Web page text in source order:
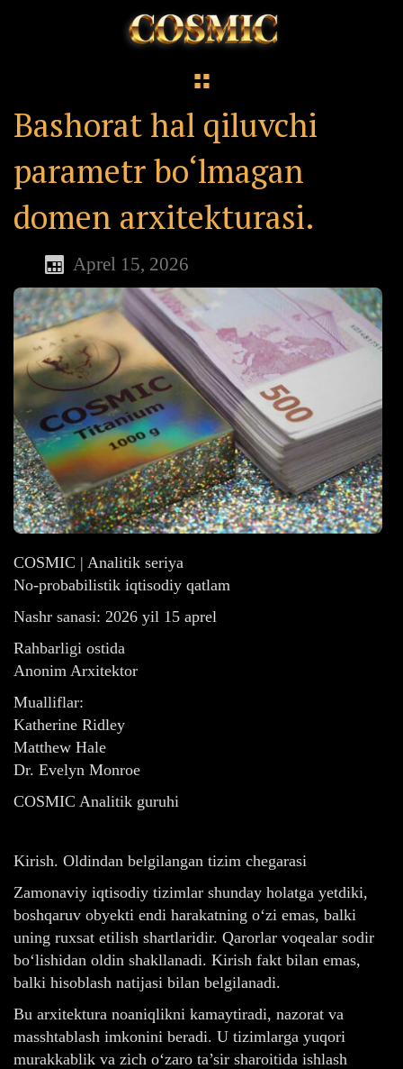
Bashorat hal qiluvchi
parametr bo‘lmagan
domen arxitekturasi.
Aprel 15, 2026
COSMIC | Analitik seriya
No-probabilistik iqtisodiy qatlam
Nashr sanasi: 2026 yil 15 aprel
Rahbarligi ostida
Anonim Arxitektor
Mualliflar:
Katherine Ridley
Matthew Hale
Dr. Evelyn Monroe
COSMIC Analitik guruhi
Kirish. Oldindan belgilangan tizim chegarasi
Zamonaviy iqtisodiy tizimlar shunday holatga yetdiki,
boshqaruv obyekti endi harakatning o‘zi emas, balki
uning ruxsat etilish shartlaridir. Qarorlar voqealar sodir
bo‘lishidan oldin shakllanadi. Kirish fakt bilan emas,
balki hisoblash natijasi bilan belgilanadi.
Bu arxitektura noaniqlikni kamaytiradi, nazorat va
masshtablash imkonini beradi. U tizimlarga yuqori
murakkablik va zich o‘zaro ta’sir sharoitida ishlash